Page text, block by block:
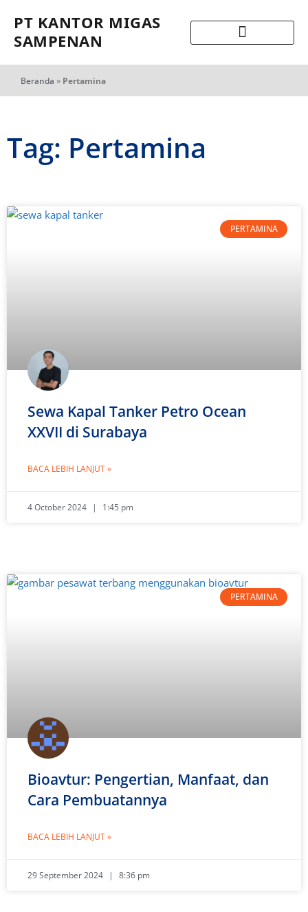
PT KANTOR MIGAS
SAMPENAN
Beranda » Pertamina
Tag: Pertamina
PERTAMINA
Sewa Kapal Tanker Petro Ocean
XXVII di Surabaya
BACA LEBIH LANJUT »
4 October 2024 1:45 pm
PERTAMINA
Bioavtur: Pengertian, Manfaat, dan
Cara Pembuatannya
BACA LEBIH LANJUT »
29 September 2024 8:36 pm